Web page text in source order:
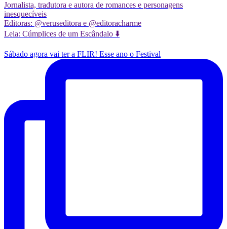
Jornalista, tradutora e autora de romances e personagens
inesquecíveis
Editoras: @veruseditora e @editoracharme
Leia: Cúmplices de um Escândalo ⬇️
Sábado agora vai ter a FLIR! Esse ano o Festival